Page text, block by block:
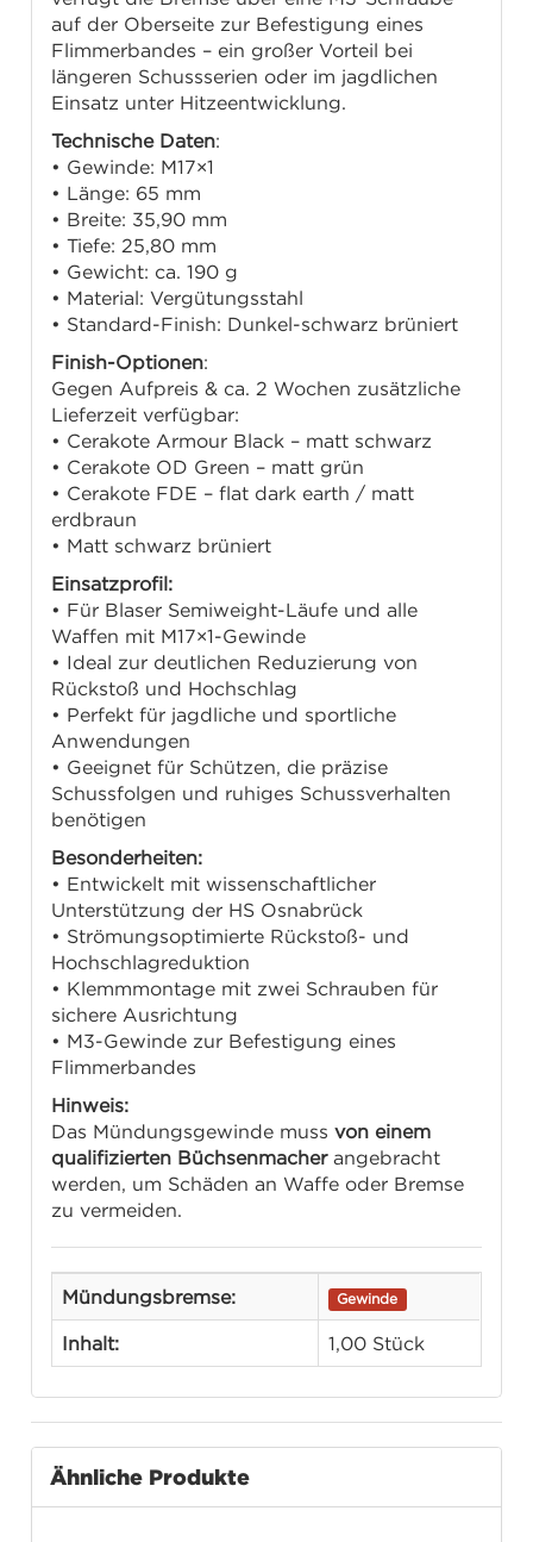
auf der Oberseite zur Befestigung eines
Flimmerbandes – ein großer Vorteil bei
längeren Schussserien oder im jagdlichen
Einsatz unter Hitzeentwicklung.
Technische Daten:
• Gewinde: M17×1
• Länge: 65 mm
• Breite: 35,90 mm
• Tiefe: 25,80 mm
• Gewicht: ca. 190 g
• Material: Vergütungsstahl
• Standard-Finish: Dunkel-schwarz brüniert
Finish-Optionen:
Gegen Aufpreis & ca. 2 Wochen zusätzliche
Lieferzeit verfügbar:
• Cerakote Armour Black – matt schwarz
• Cerakote OD Green – matt grün
• Cerakote FDE – flat dark earth / matt
erdbraun
• Matt schwarz brüniert
Einsatzprofil:
• Für Blaser Semiweight-Läufe und alle
Waffen mit M17×1-Gewinde
• Ideal zur deutlichen Reduzierung von
Rückstoß und Hochschlag
• Perfekt für jagdliche und sportliche
Anwendungen
• Geeignet für Schützen, die präzise
Schussfolgen und ruhiges Schussverhalten
benötigen
Besonderheiten:
• Entwickelt mit wissenschaftlicher
Unterstützung der HS Osnabrück
• Strömungsoptimierte Rückstoß- und
Hochschlagreduktion
• Klemmmontage mit zwei Schrauben für
sichere Ausrichtung
• M3-Gewinde zur Befestigung eines
Flimmerbandes
Hinweis:
Das Mündungsgewinde mussvon einem
qualifizierten Büchsenmacherangebracht
werden, um Schäden an Waffe oder Bremse
zu vermeiden.
Mündungsbremse: Gewinde
Inhalt: 1,00 Stück
Ähnliche Produkte